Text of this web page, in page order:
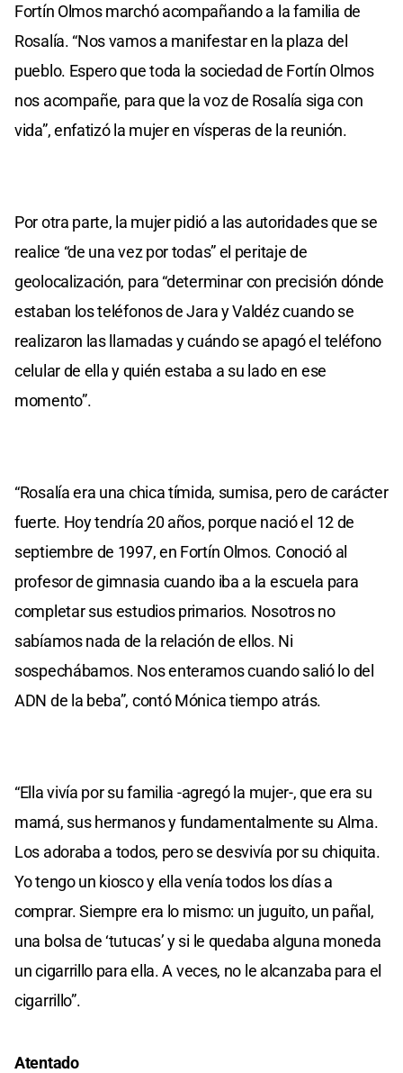
Fortín Olmos marchó acompañando a la familia de
Rosalía. “Nos vamos a manifestar en la plaza del
pueblo. Espero que toda la sociedad de Fortín Olmos
nos acompañe, para que la voz de Rosalía siga con
vida”, enfatizó la mujer en vísperas de la reunión.
Por otra parte, la mujer pidió a las autoridades que se
realice “de una vez por todas” el peritaje de
geolocalización, para “determinar con precisión dónde
estaban los teléfonos de Jara y Valdéz cuando se
realizaron las llamadas y cuándo se apagó el teléfono
celular de ella y quién estaba a su lado en ese
momento”.
“Rosalía era una chica tímida, sumisa, pero de carácter
fuerte. Hoy tendría 20 años, porque nació el 12 de
septiembre de 1997, en Fortín Olmos. Conoció al
profesor de gimnasia cuando iba a la escuela para
completar sus estudios primarios. Nosotros no
sabíamos nada de la relación de ellos. Ni
sospechábamos. Nos enteramos cuando salió lo del
ADN de la beba”, contó Mónica tiempo atrás.
“Ella vivía por su familia -agregó la mujer-, que era su
mamá, sus hermanos y fundamentalmente su Alma.
Los adoraba a todos, pero se desvivía por su chiquita.
Yo tengo un kiosco y ella venía todos los días a
comprar. Siempre era lo mismo: un juguito, un pañal,
una bolsa de ‘tutucas’ y si le quedaba alguna moneda
un cigarrillo para ella. A veces, no le alcanzaba para el
cigarrillo”.
Atentado